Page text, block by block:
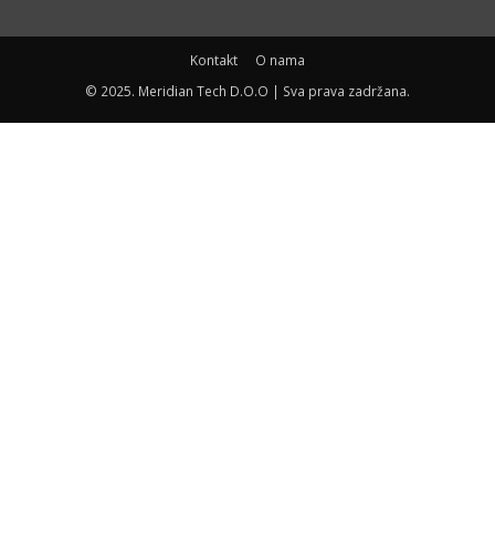
Kontakt
O nama
© 2025. Meridian Tech D.O.O | Sva prava zadržana.